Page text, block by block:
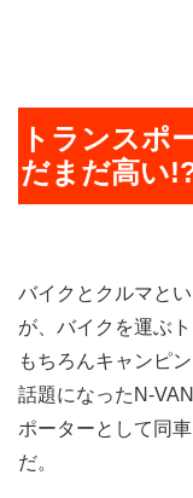
トランスポ
だまだ高い
バイクとクルマと
が、バイクを運ぶ
もちろんキャンピ
話題になったN-
ポーターとして同
だ。